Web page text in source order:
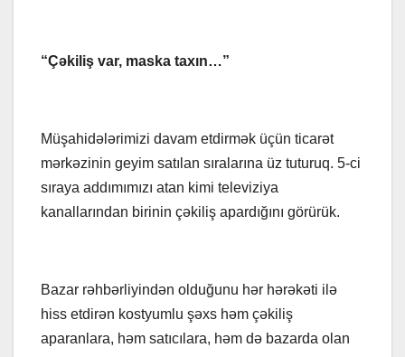
“Çəkiliş var, maska taxın…”
Müşahidələrimizi davam etdirmək üçün ticarət
mərkəzinin geyim satılan sıralarına üz tuturuq. 5-ci
sıraya addımımızı atan kimi televiziya
kanallarından birinin çəkiliş apardığını görürük.
Bazar rəhbərliyindən olduğunu hər hərəkəti ilə
hiss etdirən kostyumlu şəxs həm çəkiliş
aparanlara, həm satıcılara, həm də bazarda olan